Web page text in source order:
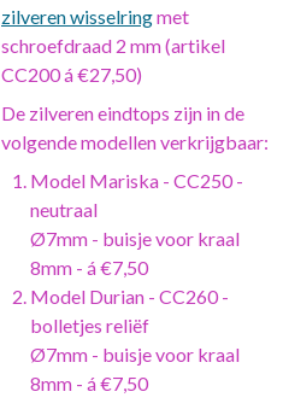
zilverenwisselringmet
schroefdraad 2 mm (artikel
CC200 á €27,50)
De zilveren eindtops zijn in de
volgende modellen verkrijgbaar:
Model Mariska - CC250 -
neutraal
Ø7mm - buisje voor kraal
8mm - á €7,50
Model Durian - CC260 -
bolletjes reliëf
Ø7mm - buisje voor kraal
8mm - á €7,50